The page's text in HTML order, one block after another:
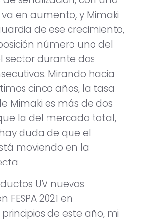
en aumento, y Mimaki
de ese crecimiento,
número uno del
sector durante dos
Mirando hacia
cinco años, la tasa
Mimaki es más de dos
la del mercado total,
duda de que el
moviendo en la
UV nuevos
2021 en
de este año, mi